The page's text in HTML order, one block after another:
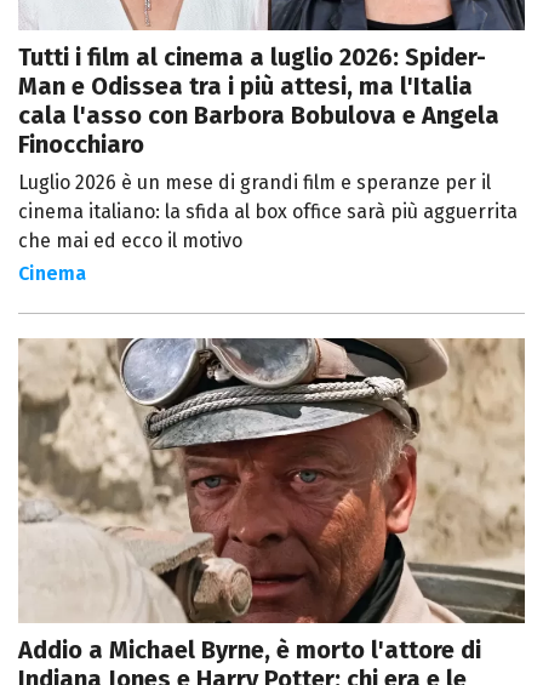
Tutti i film al cinema a luglio 2026: Spider-
Man e Odissea tra i più attesi, ma l'Italia
cala l'asso con Barbora Bobulova e Angela
Finocchiaro
Luglio 2026 è un mese di grandi film e speranze per il
cinema italiano: la sfida al box office sarà più agguerrita
che mai ed ecco il motivo
Cinema
Addio a Michael Byrne, è morto l'attore di
Indiana Jones e Harry Potter: chi era e le